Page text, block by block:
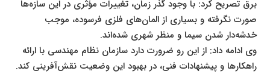
برق تصریح کرد: با وجود گذر زمان، تغییرات مؤثری در این سازه‌ها
صورت نگرفته و بسیاری از المان‌های فلزی فرسوده، موجب
خدشه‌دار شدن سیما و منظر شهری شده‌اند.
وی ادامه داد: از این رو ضرورت دارد سازمان نظام مهندسی با ارائه
راهکارها و پیشنهادات فنی، در بهبود این وضعیت نقش‌آفرینی کند.